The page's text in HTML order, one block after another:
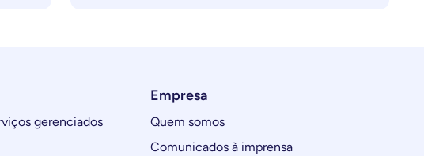
gerenciados
Empresa
Quem somos
Comunicados à imprensa